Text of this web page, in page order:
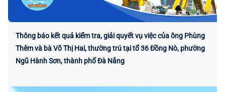
Thông báo kết quả kiểm tra, giải quyết vụ việc của ông Phùng
Thêm và bà Võ Thị Hai, thường trú tại tổ 36 Đồng Nò, phường
Ngũ Hành Sơn, thành phố Đà Nẵng